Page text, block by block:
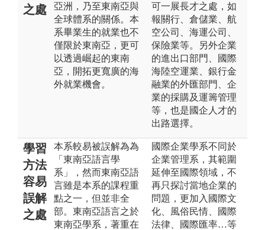
之處
亞洲，乃至東南亞與
全球體系的關係。本
系畢業生的就業也不
僅限於東南亞，更可
以透過崛起的東南
亞，開拓更寬廣的海
外就業機會。
可一展長才之處，如
報關行、倉儲業、航
空公司、海運公司、
保險業等。另外企業
的進出口部門、國際
海陸空運業、銀行金
融業的外匯部門、企
業的採購及運籌管理
等，也是國企人才的
出路選擇。
學習
方法
容易
誤解
之處
本系較易被誤解為為
「東南亞語言學
系」，然而東南亞語
言雖是本系的課程重
點之一，但並非全
部。東南亞語言之於
東南亞學系，著重在
國際企業學系不同於
企業管理系，其範圍
延伸至國際領域，不
再只探討當地企業的
問題，更加入國際文
化、風俗民情、國際
法律、國際匯率…等